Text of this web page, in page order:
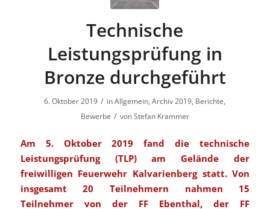
Technische
Leistungsprüfung in
Bronze durchgeführt
6. Oktober 2019 / inAllgemein,Archiv 2019, Berichte,
Bewerbe / vonStefan Krammer
Am 5. Oktober 2019 fand die technische
Leistungsprüfung (TLP) am Gelände der
freiwilligen Feuerwehr Kalvarienberg statt. Von
insgesamt 20 Teilnehmern nahmen 15
Teilnehmer von der FF Ebenthal, der FF